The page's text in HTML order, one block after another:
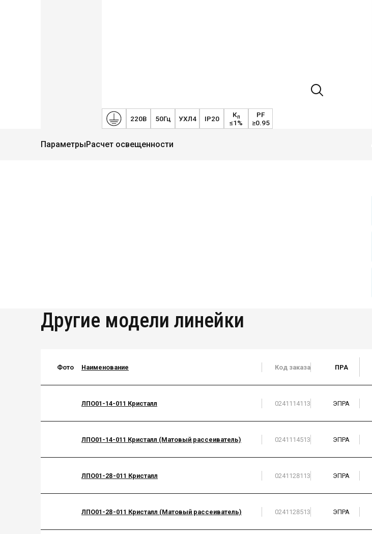
220В 50Гц УХЛ4 IP20 Кп
≤1%
PF
≥0.95
ПараметрыРасчет освещенности
Другие модели линейки
Фото Наименование Код заказа ПРА
ЛПО01-14-011 Кристалл 0241114113 ЭПРА
ЛПО01-14-011 Кристалл (Матовый рассеиватель) 0241114513 ЭПРА
ЛПО01-28-011 Кристалл 0241128113 ЭПРА
ЛПО01-28-011 Кристалл (Матовый рассеиватель) 0241128513 ЭПРА